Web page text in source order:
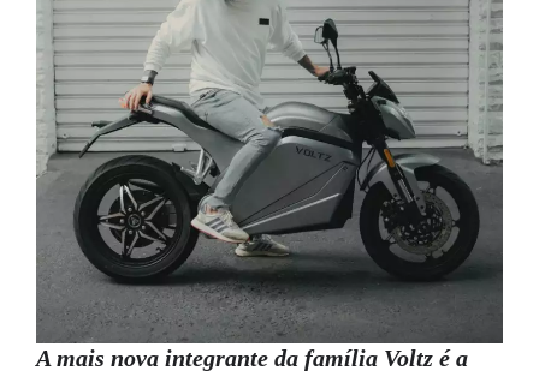
A mais nova integrante da família Voltz é a